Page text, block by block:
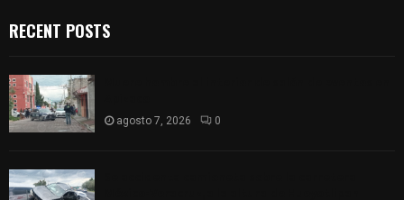
RECENT POSTS
agosto 7, 2026 0